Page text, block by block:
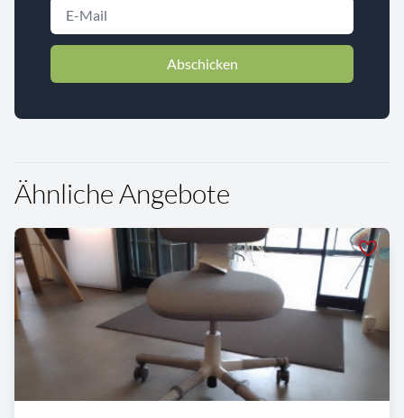
Abschicken
Ähnliche Angebote